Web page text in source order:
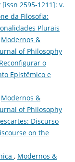
2595-1211]: v.
da Filosofia:
Plurais
Modernos &
of Philosophy
o
Epistêmico e
Modernos &
of Philosophy
Discurso
on the
, Modernos &